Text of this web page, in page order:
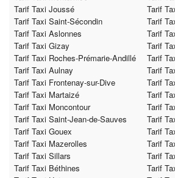
Tarif Taxi Joussé
Tarif
Tarif Taxi Saint-Sécondin
Tarif
Tarif Taxi Aslonnes
Tarif
Tarif Taxi Gizay
Tarif
Tarif Taxi Roches-Prémarie-Andillé
Tarif
Tarif Taxi Aulnay
Tarif
Tarif Taxi Frontenay-sur-Dive
Tarif
Tarif Taxi Martaizé
Tarif
Tarif Taxi Moncontour
Tarif
Tarif Taxi Saint-Jean-de-Sauves
Tarif
Tarif Taxi Gouex
Tarif
Tarif Taxi Mazerolles
Tarif
Tarif Taxi Sillars
Tarif
Tarif Taxi Béthines
Tarif